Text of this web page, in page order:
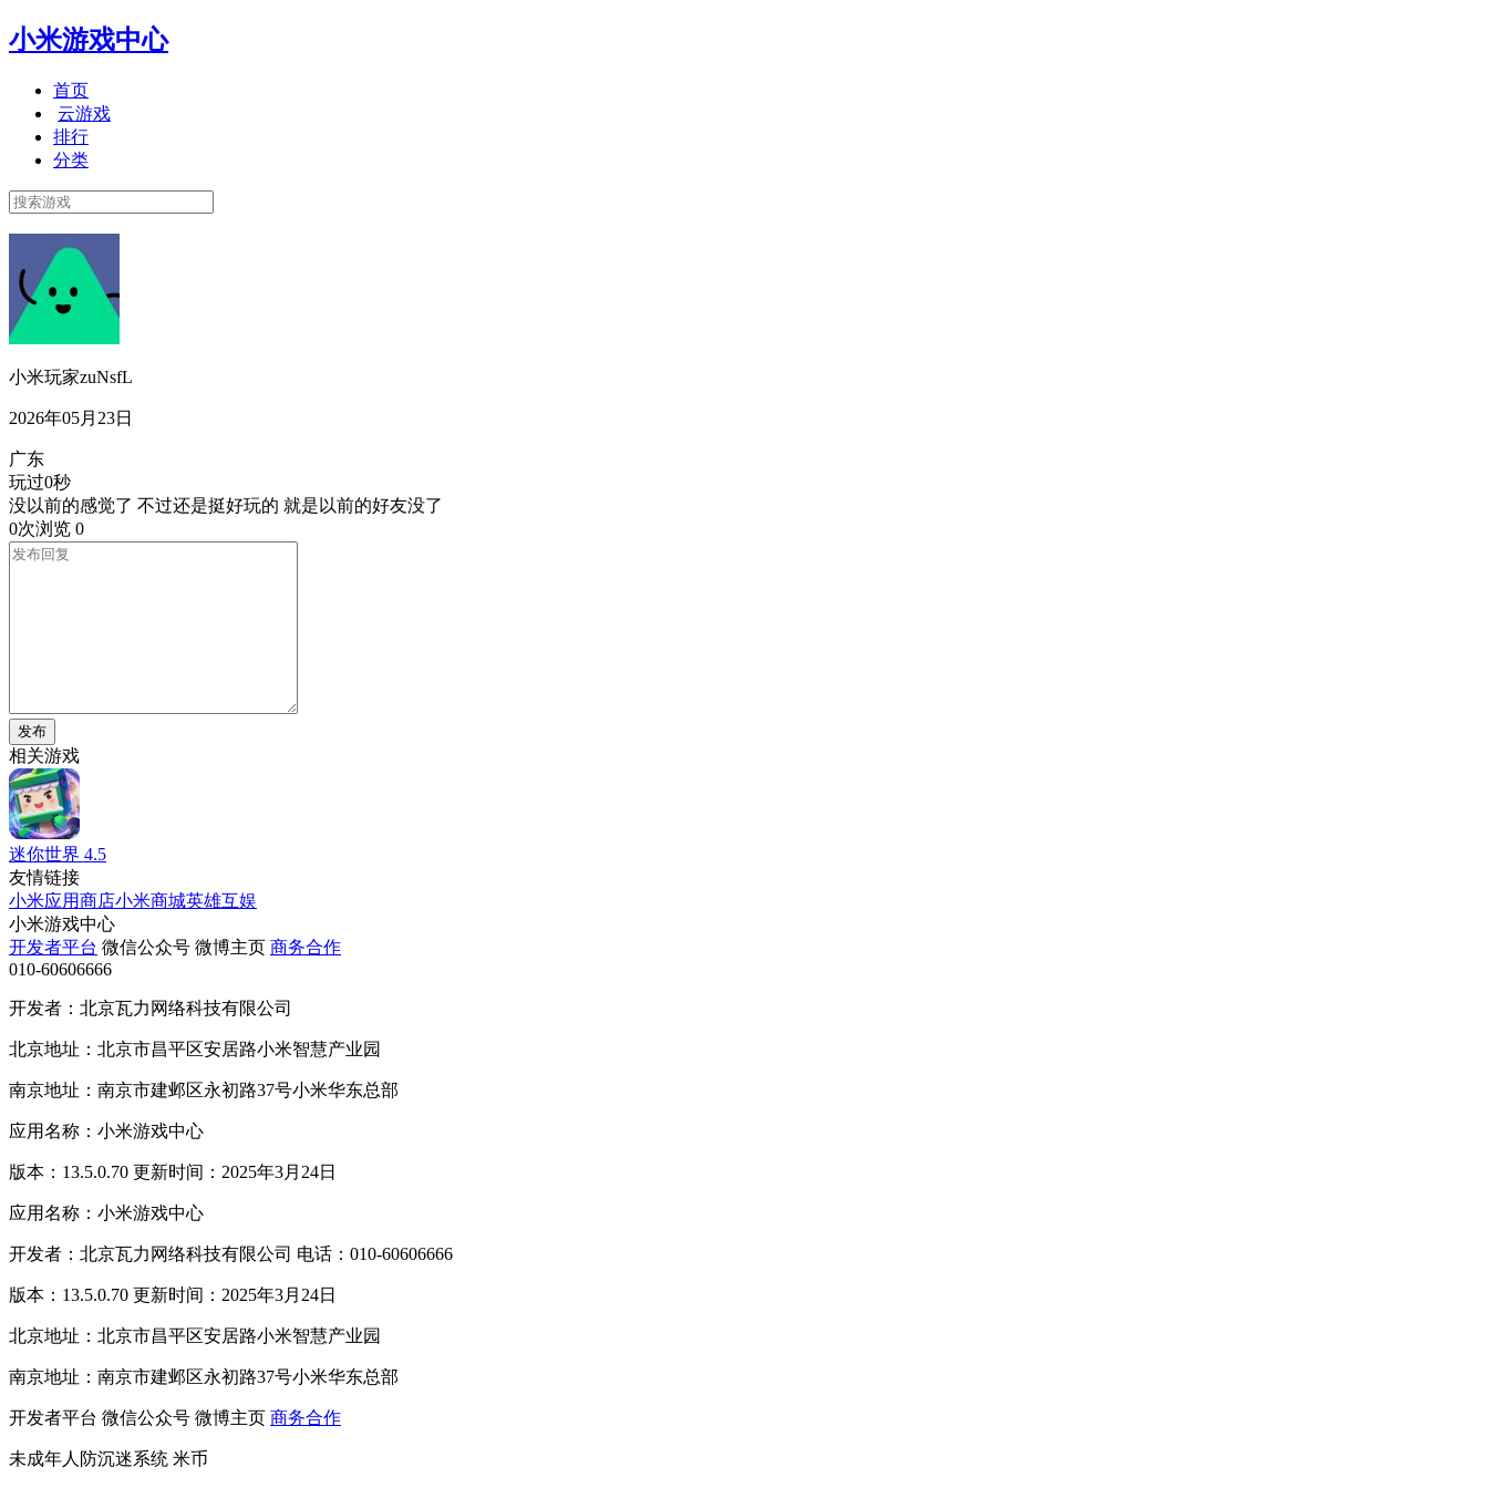
小米游戏中心
首页
云游戏
排行
分类
小米玩家zuNsfL
2026年05月23日
广东
玩过0秒
没以前的感觉了 不过还是挺好玩的 就是以前的好友没了
0次浏览 0
发布
相关游戏
迷你世界 4.5
友情链接
小米应用商店小米商城英雄互娱
小米游戏中心
开发者平台 微信公众号 微博主页 商务合作
010-60606666
开发者：北京瓦力网络科技有限公司
北京地址：北京市昌平区安居路小米智慧产业园
南京地址：南京市建邺区永初路37号小米华东总部
应用名称：小米游戏中心
版本：13.5.0.70 更新时间：2025年3月24日
应用名称：小米游戏中心
开发者：北京瓦力网络科技有限公司 电话：010-60606666
版本：13.5.0.70 更新时间：2025年3月24日
北京地址：北京市昌平区安居路小米智慧产业园
南京地址：南京市建邺区永初路37号小米华东总部
开发者平台 微信公众号 微博主页 商务合作
未成年人防沉迷系统 米币